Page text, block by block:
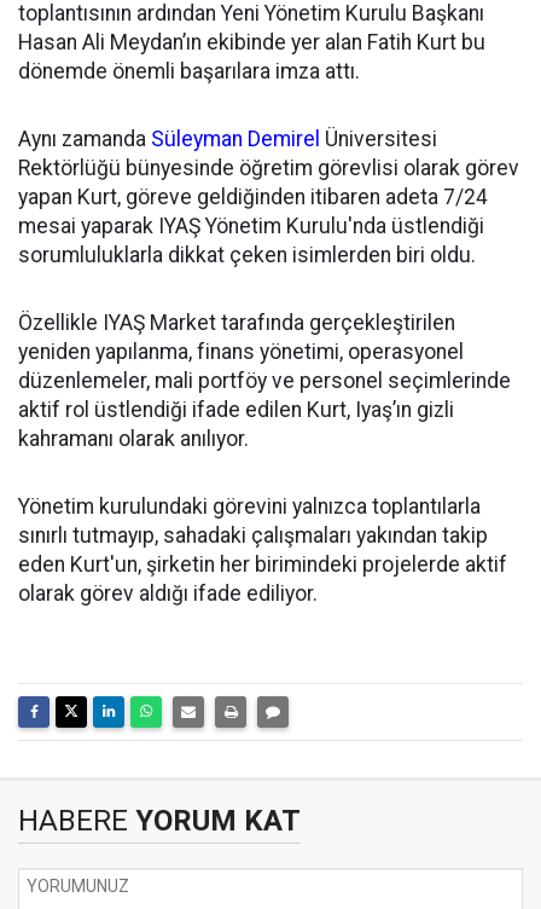
toplantısının ardından Yeni Yönetim Kurulu Başkanı
Hasan Ali Meydan’ın ekibinde yer alan Fatih Kurt bu
dönemde önemli başarılara imza attı.
Aynı zamanda Süleyman Demirel Üniversitesi
Rektörlüğü bünyesinde öğretim görevlisi olarak görev
yapan Kurt, göreve geldiğinden itibaren adeta 7/24
mesai yaparak IYAŞ Yönetim Kurulu'nda üstlendiği
sorumluluklarla dikkat çeken isimlerden biri oldu.
Özellikle IYAŞ Market tarafında gerçekleştirilen
yeniden yapılanma, finans yönetimi, operasyonel
düzenlemeler, mali portföy ve personel seçimlerinde
aktif rol üstlendiği ifade edilen Kurt, Iyaş’ın gizli
kahramanı olarak anılıyor.
Yönetim kurulundaki görevini yalnızca toplantılarla
sınırlı tutmayıp, sahadaki çalışmaları yakından takip
eden Kurt'un, şirketin her birimindeki projelerde aktif
olarak görev aldığı ifade ediliyor.
HABERE YORUM KAT